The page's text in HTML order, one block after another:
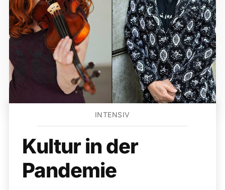
INTENSIV
Kultur in der
Pandemie